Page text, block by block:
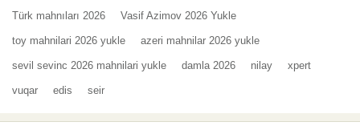
Türk mahnıları 2026 Vasif Azimov 2026 Yukle
toy mahnilari 2026 yukle azeri mahnilar 2026 yukle
sevil sevinc 2026 mahnilari yukle damla 2026 nilay xpert
vuqar edis seir